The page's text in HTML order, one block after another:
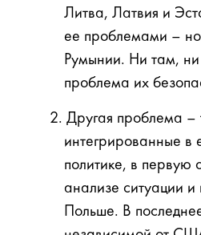
Литва, Латвия и
ее проблемами –
Румынии. Ни там, ни
проблема их
Другая проблема –
интегрированные в
политике, в первую
анализе ситуации
Польше. В